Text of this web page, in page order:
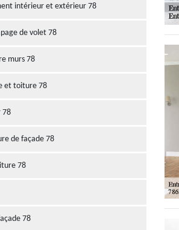
intérieur et extérieur 78
de volet 78
murs 78
et toiture 78
78
de façade 78
78
78